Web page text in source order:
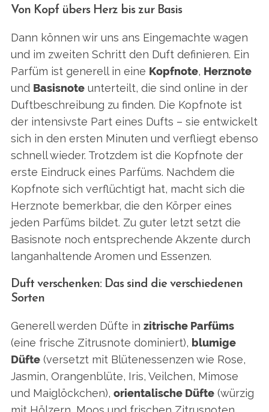
Von Kopf übers Herz bis zur Basis
Dann können wir uns ans Eingemachte wagen
und im zweiten Schritt den Duft definieren. Ein
Parfüm ist generell in eine Kopfnote, Herznote
und Basisnoteunterteilt, die sind online in der
Duftbeschreibung zu finden. Die Kopfnote ist
der intensivste Part eines Dufts – sie entwickelt
sich in den ersten Minuten und verfliegt ebenso
schnell wieder. Trotzdem ist die Kopfnote der
erste Eindruck eines Parfüms. Nachdem die
Kopfnote sich verflüchtigt hat, macht sich die
Herznote bemerkbar, die den Körper eines
jeden Parfüms bildet. Zu guter letzt setzt die
Basisnote noch entsprechende Akzente durch
langanhaltende Aromen und Essenzen.
Duft verschenken: Das sind die verschiedenen
Sorten
Generell werden Düfte in zitrische Parfüms
(eine frische Zitrusnote dominiert), blumige
Düfte(versetzt mit Blütenessenzen wie Rose,
Jasmin, Orangenblüte, Iris, Veilchen, Mimose
und Maiglöckchen), orientalische Düfte(würzig
S
e
a
c
o
r